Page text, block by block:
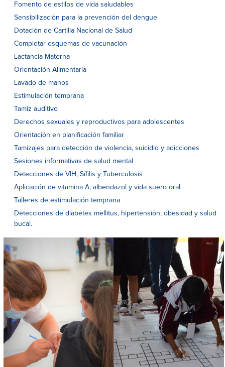
Fomento de estilos de vida saludables
Sensibilización para la prevención del dengue
Dotación de Cartilla Nacional de Salud
Completar esquemas de vacunación
Lactancia Materna
Orientación Alimentaria
Lavado de manos
Estimulación temprana
Tamiz auditivo
Derechos sexuales y reproductivos para adolescentes
Orientación en planificación familiar
Tamizajes para detección de violencia, suicidio y adicciones
Sesiones informativas de salud mental
Detecciones de VIH, Sífilis y Tuberculosis
Aplicación de vitamina A, albendazol y vida suero oral
Talleres de estimulación temprana
Detecciones de diabetes mellitus, hipertensión, obesidad y salud
bucal.